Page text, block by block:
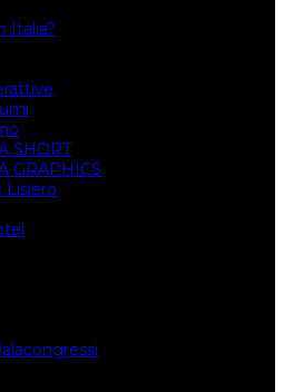
Italia?
SHORT
GRAPHICS
Lisiero